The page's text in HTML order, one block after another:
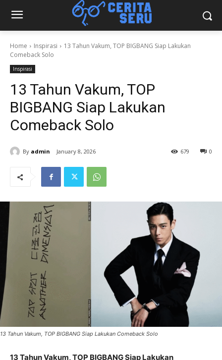
Home Inspirasi
13 Tahun Vakum, TOP BIGBANG Siap Lakukan
Comeback Solo
Inspirasi
13 Tahun Vakum, TOP
BIGBANG Siap Lakukan
Comeback Solo
By admin January 8, 2026 0
679
13 Tahun Vakum, TOP BIGBANG Siap Lakukan Comeback Solo
13 Tahun Vakum, TOP BIGBANG Siap Lakukan